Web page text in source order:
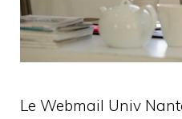
Le Webmail Univ